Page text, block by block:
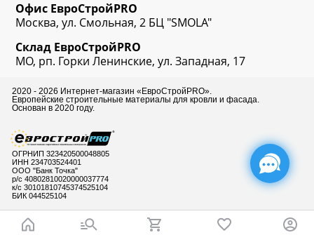
Офис ЕвроСтройPRO
Москва, ул. Смольная, 2 БЦ "SMOLA"
Склад ЕвроСтройPRO
МО, рп. Горки Ленинские, ул. Западная, 17
2020 - 2026 Интернет-магазин «ЕвроСтройPRO».
Европейские строительные материалы для кровли и фасада.
Основан в 2020 году.
ОГРНИП 323420500048805
ИНН 234703524401
ООО "Банк Точка"
р/с 40802810020000037774
к/с 30101810745374525104
БИК 044525104